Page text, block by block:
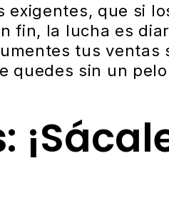
exigentes, que si
fin, la lucha es
tus ventas
quedes sin un pelo